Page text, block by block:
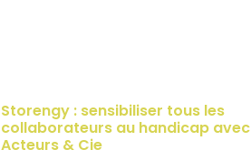
Storengy : sensibiliser tous les
collaborateurs au handicap avec
Acteurs & Cie